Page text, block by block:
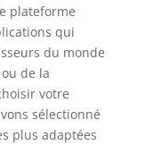
plateforme
qui
du monde
de la
votre
sélectionné
plus adaptées